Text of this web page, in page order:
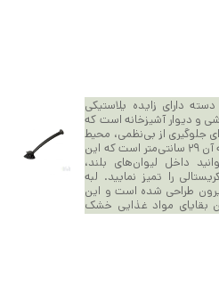
دارای زایده پلاستیکی
و دیوار آشپزخانه است که
جلوگیری از بی‌نظمی، محیط
پیرامون آن را آویزان کنید. طول دسته آن ۲۹ سانتی‌متر است که این
داخل لیوان‌های بلند،
را تمیز نمایید. لبه
طراحی شده است و این
بقایای مواد غذایی خشک